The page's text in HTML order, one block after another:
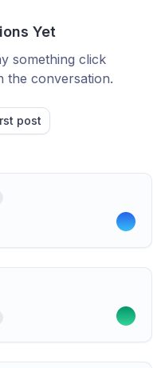
Yet
something click
the conversation.
post